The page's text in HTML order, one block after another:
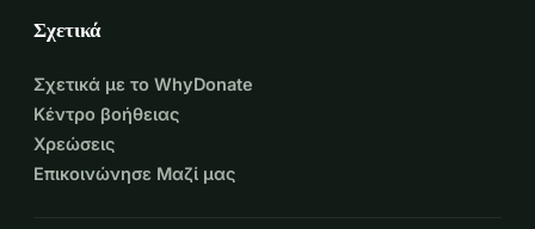
Σχετικά
Σχετικά με το WhyDonate
Κέντρο βοήθειας
Χρεώσεις
Επικοινώνησε Μαζί μας